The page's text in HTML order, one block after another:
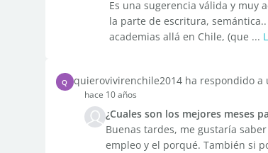
Es una sugerencia válida y muy
la parte de escritura,
academias allá en Chile, (que ...
Q quierovivirenchile2014 ha respondido a
hace 10 años
¿Cuales son los mejores meses
Buenas tardes, me gustaría
empleo y el porqué. También si